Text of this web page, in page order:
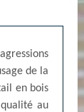
de la
en bois
au